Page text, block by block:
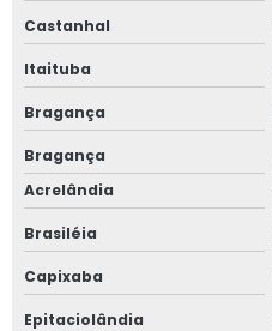
Castanhal
Itaituba
Bragança
Bragança
Acrelândia
Brasiléia
Capixaba
Epitaciolândia